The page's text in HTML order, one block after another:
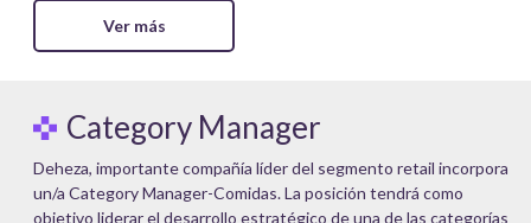
Ver más
Category Manager
Deheza, importante compañía líder del segmento retail incorpora
un/a Category Manager-Comidas. La posición tendrá como
objetivo liderar el desarrollo estratégico de una de las categorías